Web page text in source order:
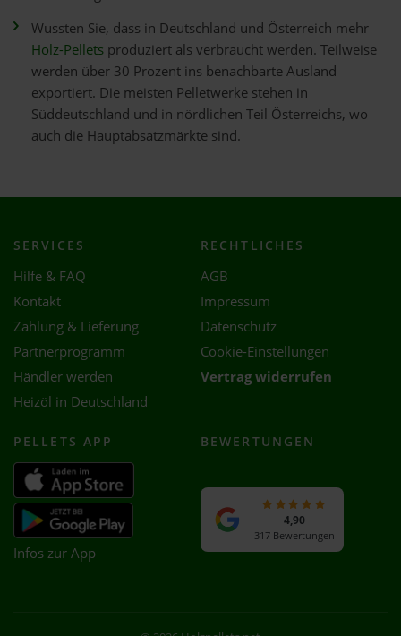
Wussten Sie, dass in Deutschland und Österreich mehr
Holz-Pellets produziert als verbraucht werden. Teilweise
werden über 30 Prozent ins benachbarte Ausland
exportiert. Die meisten Pelletwerke stehen in
Süddeutschland und in nördlichen Teil Österreichs, wo
auch die Hauptabsatzmärkte sind.
SERVICES
Hilfe & FAQ
Kontakt
Zahlung & Lieferung
Partnerprogramm
Händler werden
Heizöl in Deutschland
RECHTLICHES
AGB
Impressum
Datenschutz
Cookie-Einstellungen
Vertrag widerrufen
PELLETS APP
Infos zur App
BEWERTUNGEN
4,90
317 Bewertungen